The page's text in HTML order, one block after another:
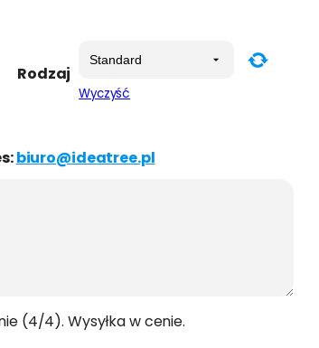
Rodzaj
Wyczyść
biuro@ideatree.pl
(4/4). Wysyłka w cenie.